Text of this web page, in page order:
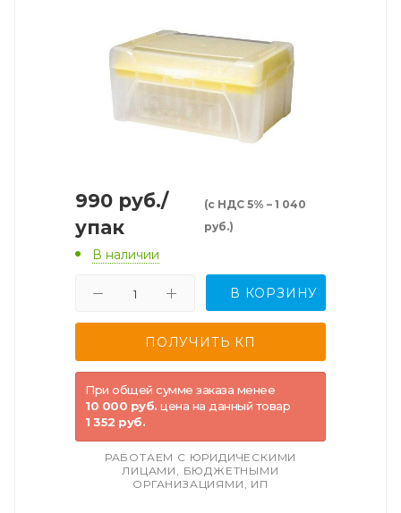
990 руб./
упак
(с НДС 5% – 1 040
руб.)
В наличии
В КОРЗИНУ
При общей сумме заказа менее
10 000 руб. цена на данный товар
1 352 руб.
РАБОТАЕМ С ЮРИДИЧЕСКИМИ
ЛИЦАМИ, БЮДЖЕТНЫМИ
ОРГАНИЗАЦИЯМИ, ИП